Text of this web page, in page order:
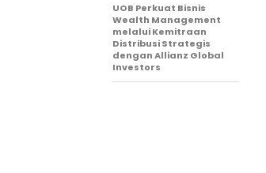
UOB Perkuat Bisnis
Wealth Management
melalui Kemitraan
Distribusi Strategis
dengan Allianz Global
Investors